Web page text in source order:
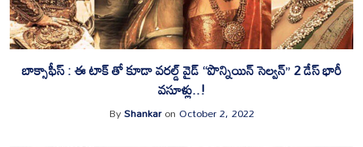
బాక్సాఫీస్ : ఈ టాక్ తో కూడా వరల్డ్ వైడ్ “పొన్నియిన్ సెల్వన్” 2 డేస్ భారీ
వసూళ్లు..!
ByShankaron October 2, 2022